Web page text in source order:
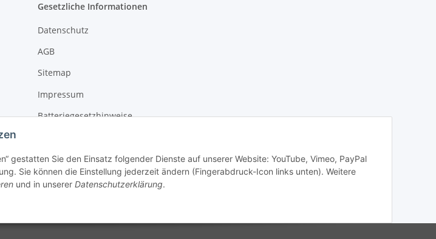
gestatten Sie den Einsatz folgender Dienste auf unserer Website: YouTube, Vimeo, PayPal
Sie können die Einstellung jederzeit ändern (Fingerabdruck-Icon links unten). Weitere
und in unserer Datenschutzerklärung.
Gesetzliche Informationen
Datenschutz
AGB
Sitemap
Impressum
Batteriegesetzhinweise